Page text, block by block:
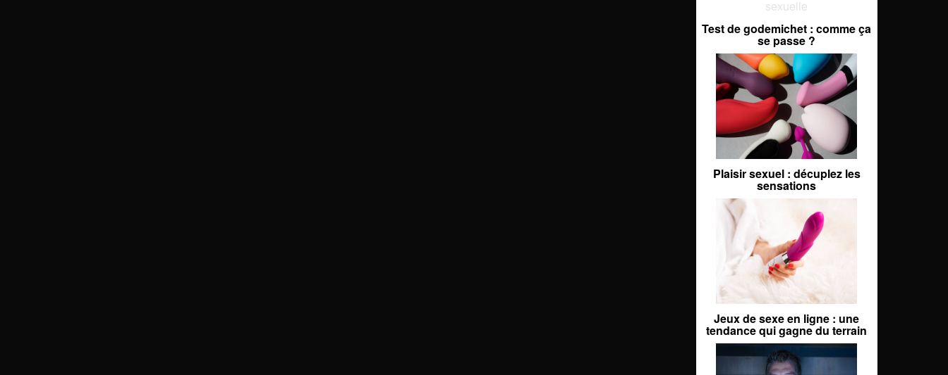
Test de godemichet : comme ça
se passe ?
Plaisir sexuel : décuplez les
sensations
Jeux de sexe en ligne : une
tendance qui gagne du terrain